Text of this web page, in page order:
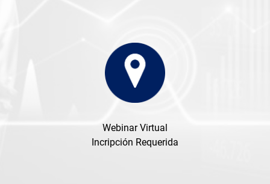
Webinar Virtual
Incripción Requerida